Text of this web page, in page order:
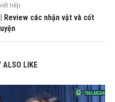
tiếp
Review các nhận vật và cốt
ALSO LIKE